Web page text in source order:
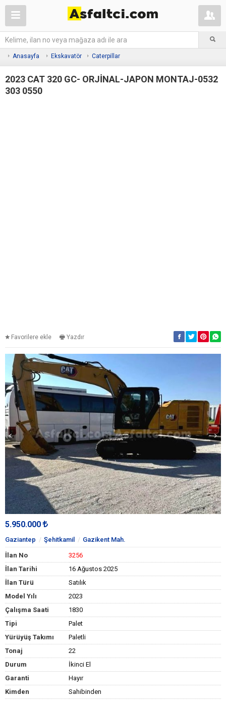
Anasayfa Ekskavatör Caterpillar
2023 CAT 320 GC- ORJİNAL-JAPON MONTAJ-0532
303 0550
Favorilere ekle Yazdır
5.950.000
Gaziantep Şehitkamil Gazikent Mah.
İlan No
3256
İlan Tarihi
16 Ağustos 2025
İlan Türü
Satılık
Model Yılı
2023
Çalışma Saati
1830
Tipi
Palet
Yürüyüş Takımı
Paletli
Tonaj
22
Durum
İkinci El
Garanti
Hayır
Kimden
Sahibinden